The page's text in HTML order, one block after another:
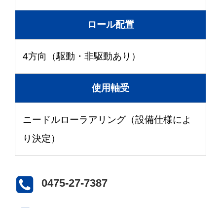
ロール配置
4方向（駆動・非駆動あり）
使用軸受
ニードルローラアリング（設備仕様によ
り決定）
0475-27-7387